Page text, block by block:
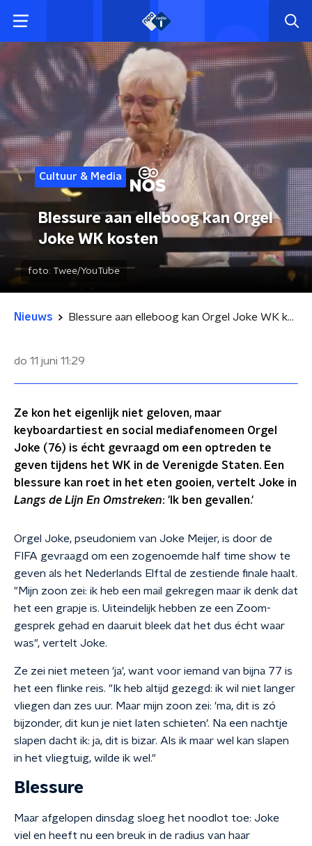
Cultuur & Media
Blessure aan elleboog kan Orgel
Joke WK kosten
foto: Twee/YouTube
Nieuws Blessure aan elleboog kan Orgel Joke WK kosten
do 11 juni 11:29
Ze kon het eigenlijk niet geloven, maar
keyboardartiest en social mediafenomeen Orgel
Joke (76) is écht gevraagd om een optreden te
geven tijdens het WK in de Verenigde Staten. Een
blessure kan roet in het eten gooien, vertelt Joke in
Langs de Lijn En Omstreken: 'Ik ben gevallen.'
Orgel Joke, pseudoniem van Joke Meijer, is door de
FIFA gevraagd om een zogenoemde half time show te
geven als het Nederlands Elftal de zestiende finale haalt.
"Mijn zoon zei: ik heb een mail gekregen maar ik denk dat
het een grapje is. Uiteindelijk hebben ze een Zoom-
gesprek gehad en daaruit bleek dat het dus écht waar
was", vertelt Joke.
Ze zei niet meteen 'ja', want voor iemand van bijna 77 is
het een flinke reis. "Ik heb altijd gezegd: ik wil niet langer
vliegen dan zes uur. Maar mijn zoon zei: 'ma, dit is zó
bijzonder, dit kun je niet laten schieten'. Na een nachtje
slapen dacht ik: ja, dit is bizar. Als ik maar wel kan slapen
in het vliegtuig, wilde ik wel."
Blessure
Maar afgelopen dinsdag sloeg het noodlot toe: Joke
viel en heeft nu een breuk in de radius van haar